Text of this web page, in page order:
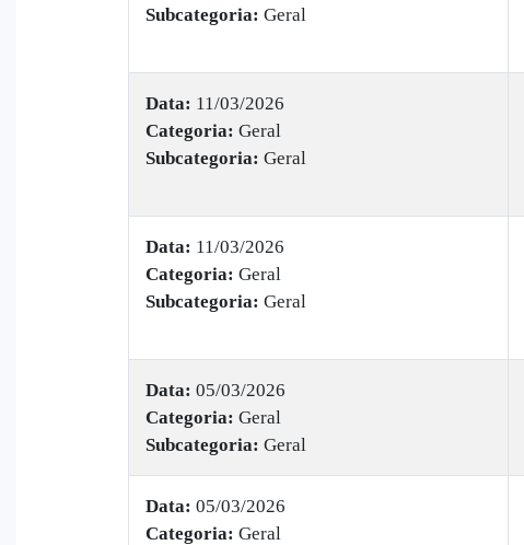
Subcategoria: Geral
Data: 11/03/2026
Categoria: Geral
Subcategoria: Geral
Data: 11/03/2026
Categoria: Geral
Subcategoria: Geral
Data: 05/03/2026
Categoria: Geral
Subcategoria: Geral
Data: 05/03/2026
Categoria: Geral